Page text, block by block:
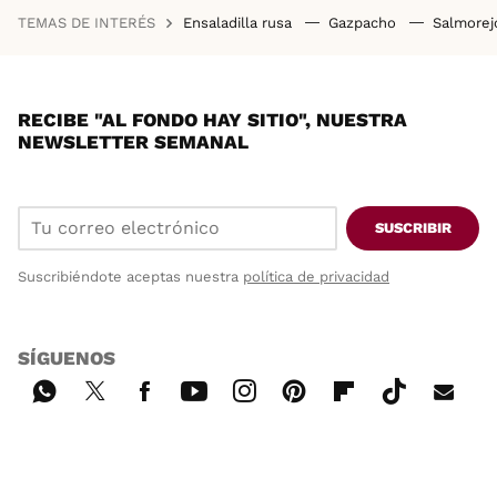
TEMAS DE INTERÉS Ensaladilla rusa Gazpacho
RECIBE "AL FONDO HAY SITIO", NUESTRA
NEWSLETTER SEMANAL
SUSCRIBIR
Suscribiéndote aceptas nuestra política de privacidad
SÍGUENOS